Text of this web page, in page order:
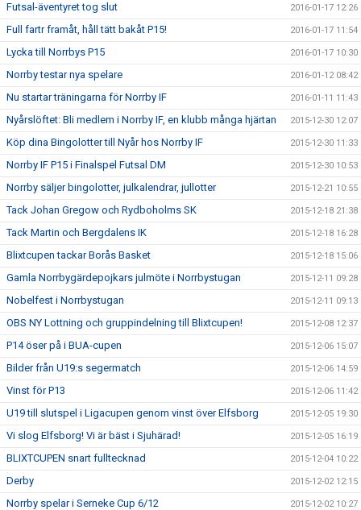
Futsal-äventyret tog slut 2016-01-17 12:26
Full fartr framåt, håll tätt bakåt P15! 2016-01-17 11:54
Lycka till Norrbys P15 2016-01-17 10:30
Norrby testar nya spelare 2016-01-12 08:42
Nu startar träningarna för Norrby IF 2016-01-11 11:43
Nyårslöftet: Bli medlem i Norrby IF, en klubb många hjärtan 2015-12-30 12:07
Köp dina Bingolotter till Nyår hos Norrby IF 2015-12-30 11:33
Norrby IF P15 i Finalspel Futsal DM 2015-12-30 10:53
Norrby säljer bingolotter, julkalendrar, jullotter 2015-12-21 10:55
Tack Johan Gregow och Rydboholms SK 2015-12-18 21:38
Tack Martin och Bergdalens IK 2015-12-18 16:28
Blixtcupen tackar Borås Basket 2015-12-18 15:06
Gamla Norrbygärdepojkars julmöte i Norrbystugan 2015-12-11 09:28
Nobelfest i Norrbystugan 2015-12-11 09:13
OBS NY Lottning och gruppindelning till Blixtcupen! 2015-12-08 12:37
P14 öser på i BUA-cupen 2015-12-06 15:07
Bilder från U19:s segermatch 2015-12-06 14:59
Vinst för P13 2015-12-06 11:42
U19 till slutspel i Ligacupen genom vinst över Elfsborg 2015-12-05 19:30
Vi slog Elfsborg! Vi är bäst i Sjuhärad! 2015-12-05 16:19
BLIXTCUPEN snart fulltecknad 2015-12-04 10:22
Derby 2015-12-02 12:15
Norrby spelar i Serneke Cup 6/12 2015-12-02 10:27